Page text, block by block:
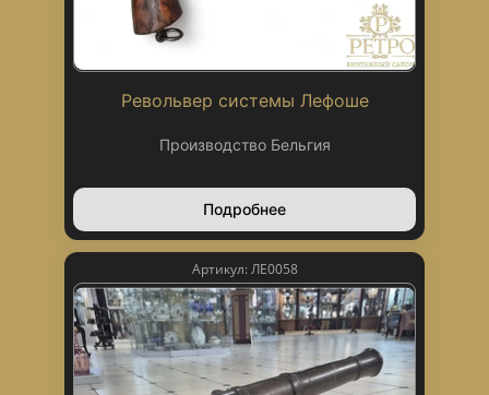
Револьвер системы Лефоше
Производство Бельгия
Подробнее
Артикул: ЛЕ0058